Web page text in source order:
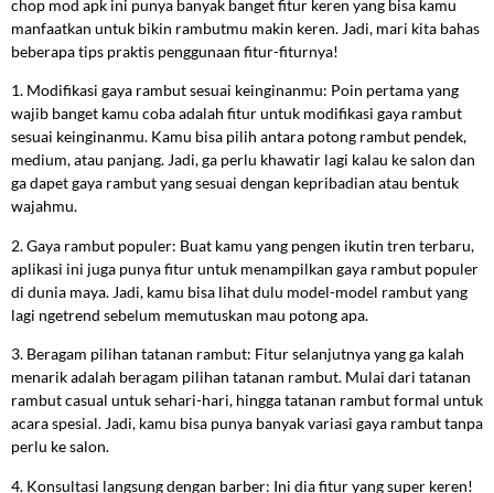
chop mod apk ini punya banyak banget fitur keren yang bisa kamu
manfaatkan untuk bikin rambutmu makin keren. Jadi, mari kita bahas
beberapa tips praktis penggunaan fitur-fiturnya!
1. Modifikasi gaya rambut sesuai keinginanmu: Poin pertama yang
wajib banget kamu coba adalah fitur untuk modifikasi gaya rambut
sesuai keinginanmu. Kamu bisa pilih antara potong rambut pendek,
medium, atau panjang. Jadi, ga perlu khawatir lagi kalau ke salon dan
ga dapet gaya rambut yang sesuai dengan kepribadian atau bentuk
wajahmu.
2. Gaya rambut populer: Buat kamu yang pengen ikutin tren terbaru,
aplikasi ini juga punya fitur untuk menampilkan gaya rambut populer
di dunia maya. Jadi, kamu bisa lihat dulu model-model rambut yang
lagi ngetrend sebelum memutuskan mau potong apa.
3. Beragam pilihan tatanan rambut: Fitur selanjutnya yang ga kalah
menarik adalah beragam pilihan tatanan rambut. Mulai dari tatanan
rambut casual untuk sehari-hari, hingga tatanan rambut formal untuk
acara spesial. Jadi, kamu bisa punya banyak variasi gaya rambut tanpa
perlu ke salon.
4. Konsultasi langsung dengan barber: Ini dia fitur yang super keren!